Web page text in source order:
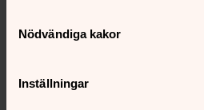
Nödvändiga kakor
Inställningar